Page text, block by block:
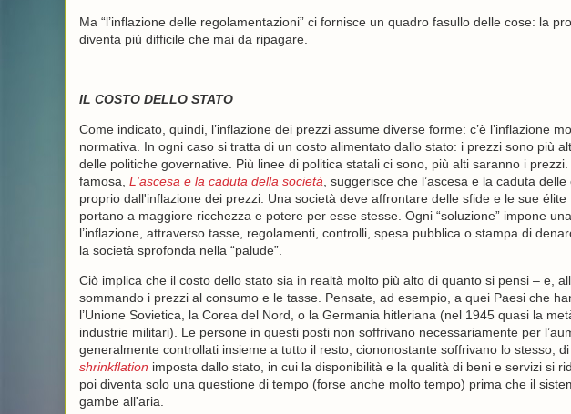
Ma “l’inflazione delle regolamentazioni” ci fornisce un quadro fasullo delle cose: la
diventa più difficile che mai da ripagare.
IL COSTO DELLO STATO
Come indicato, quindi, l’inflazione dei prezzi assume diverse forme: c’è l’inflazione
normativa. In ogni caso si tratta di un costo alimentato dallo stato: i prezzi sono più
delle politiche governative. Più linee di politica statali ci sono, più alti saranno i
famosa, L'ascesa e la caduta della società , suggerisce che l’ascesa e la caduta
proprio dall'inflazione dei prezzi. Una società deve affrontare delle sfide e le sue
portano a maggiore ricchezza e potere per esse stesse. Ogni “soluzione” impone
l’inflazione, attraverso tasse, regolamenti, controlli, spesa pubblica o stampa di
la società sprofonda nella “palude”.
Ciò implica che il costo dello stato sia in realtà molto più alto di quanto si pensi – e,
sommando i prezzi al consumo e le tasse. Pensate, ad esempio, a quei Paesi che
l’Unione Sovietica, la Corea del Nord, o la Germania hitleriana (nel 1945 quasi la
industrie militari). Le persone in questi posti non soffrivano necessariamente per
generalmente controllati insieme a tutto il resto; ciononostante soffrivano lo stesso,
shrinkflation imposta dallo stato, in cui la disponibilità e la qualità di beni e servizi si
poi diventa solo una questione di tempo (forse anche molto tempo) prima che il
gambe all'aria.